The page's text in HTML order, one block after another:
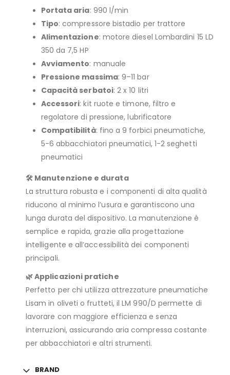
Portata aria: 990 l/min
Tipo: compressore bistadio per trattore
Alimentazione: motore diesel Lombardini 15 LD
350 da 7,5 HP
Avviamento: manuale
Pressione massima: 9–11 bar
Capacità serbatoi: 2 x 10 litri
Accessori: kit ruote e timone, filtro e
regolatore di pressione, lubrificatore
Compatibilità: fino a 9 forbici pneumatiche,
5-6 abbacchiatori pneumatici, 1-2 seghetti
pneumatici
🛠️ Manutenzione e durata
La struttura robusta e i componenti di alta qualità
riducono al minimo l’usura e garantiscono una
lunga durata del dispositivo. La manutenzione è
semplice e rapida, grazie alla progettazione
intelligente e all’accessibilità dei componenti
principali.
🌿 Applicazioni pratiche
Perfetto per chi utilizza attrezzature pneumatiche
Lisam in oliveti o frutteti, il LM 990/D permette di
lavorare con maggiore efficienza e senza
interruzioni, assicurando aria compressa costante
per abbacchiatori e altri strumenti.
BRAND